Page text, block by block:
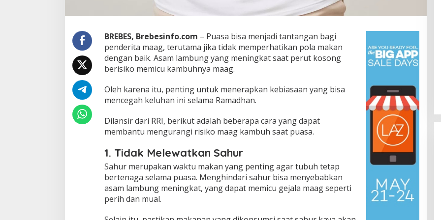
a
B
e
r
p
u
s
a
T
n
p
G
a
n
g
g
u
a
BREBES, Brebesinfo.com – Puasa bisa menjadi tantangan bagi
penderita maag, terutama jika tidak memperhatikan pola makan
dengan baik. Asam lambung yang meningkat saat perut kosong
berisiko memicu kambuhnya maag.
Oleh karena itu, penting untuk menerapkan kebiasaan yang bisa
mencegah keluhan ini selama Ramadhan.
Dilansir dari RRI, berikut adalah beberapa cara yang dapat
membantu mengurangi risiko maag kambuh saat puasa.
1. Tidak Melewatkan Sahur
Sahur merupakan waktu makan yang penting agar tubuh tetap
bertenaga selama puasa. Menghindari sahur bisa menyebabkan
asam lambung meningkat, yang dapat memicu gejala maag seperti
perih dan mual.
Jalan Bergelombang dan Minim
Bantarkawung Telan Korban,
Innova Hantam Pohon di
In Berita, Daerah, Ekonomi, Hukum & Kriminal, Info
Desa, Nasional, Otomatif, Politik,
Sosial
Presidium Sosialisasikan Progres
Pemekaran Brebes Selatan,
Pembentukan Pansus DPRD
Jateng Jadi Tahap Berikutnya
In Berita, Daerah, Ekonomi, Info Desa, Nasional,
Politik, Sosial, Trending
| 04/07/2026